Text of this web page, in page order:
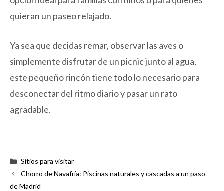
quieran un paseo relajado.
Ya sea que decidas remar, observar las aves o
simplemente disfrutar de un picnic junto al agua,
este pequeño rincón tiene todo lo necesario para
desconectar del ritmo diario y pasar un rato
agradable.
Categorías
Sitios para visitar
Chorro de Navafría: Piscinas naturales y cascadas a un paso
de Madrid